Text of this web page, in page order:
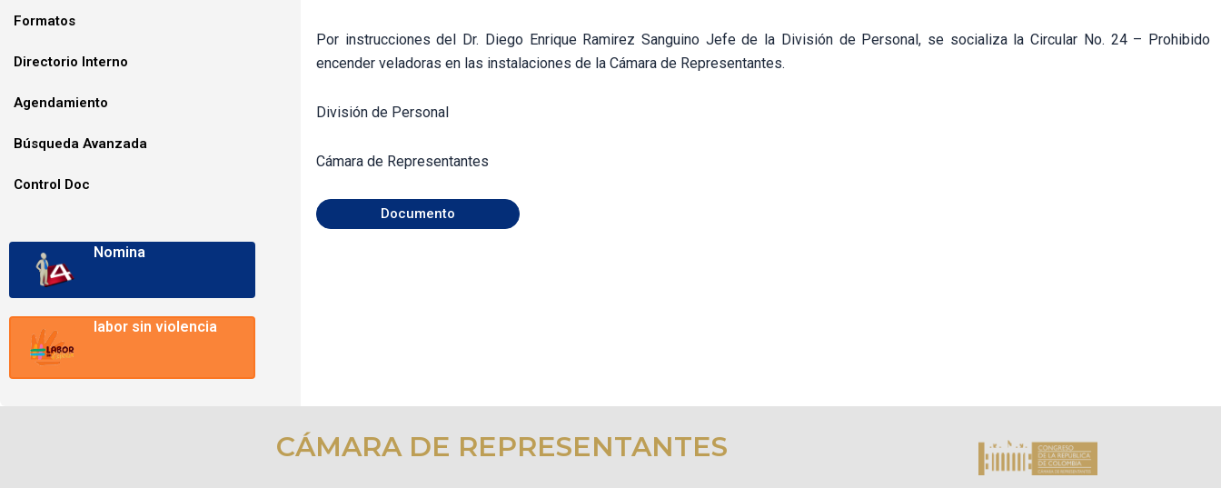
Formatos
Directorio Interno
Agendamiento
Búsqueda Avanzada
Control Doc
Nomina
labor sin violencia
Por instrucciones del Dr. Diego Enrique Ramirez Sanguino Jefe de la División de Personal, se socializa la Circular No. 24 – Prohibido
encender veladoras en las instalaciones de la Cámara de Representantes.
División de Personal
Cámara de Representantes
Documento
CÁMARA DE REPRESENTANTES